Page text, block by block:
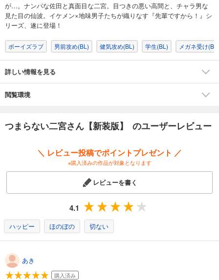
が…。ナンパな佐田と真面目な二宮。目つきの悪い高間と、チャラ男な
見た目の仙波。イケメン×地味男子たちが織りなす『先輩ですから！』シ
リーズ、遂に登場！
ボーイズラブ 男前攻め(BL) 健気攻め(BL) 学生(BL) メガネ受け(BL)
詳しい情報を見る
閲覧環境
つまらない二宮さん【新装版】 のユーザーレビュー
＼ レビュー投稿でポイントプレゼント ／
※購入済みの作品が対象となります
レビューを書く
4.1
ハッピー ほのぼの 切ない
あき
購入済み